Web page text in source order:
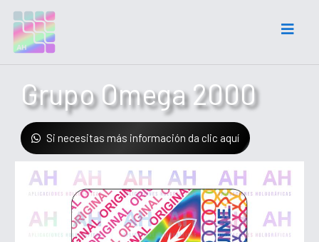
Grupo Omega 2000
Si necesitas más información da clic aquí